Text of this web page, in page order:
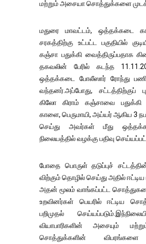
மற்றும் அசையா சொத்துக்களை
மதுரை மாவட்டம், ஒத்தக்கடை
சரகத்திற்கு உட்பட்ட பகுதியில்
கஞ்சா பதுக்கி வைத்திருப்பதாக
தகவலின் பேரில் கடந்த
ஒத்தக்கடை போலீஸார் ரோந்து
வந்தனர்.அப்போது, சட்டத்திற்குப்
கிலோ கிராம் கஞ்சாவை பதுக்கி
காளை, பெருமாயி, அய்யர் ஆகிய 3
செய்து அவர்கள் மீது
நிலையத்தில் வழக்கு பதிவு
போதை பொருள் தடுப்புச்
விற்கும் தொழில் செய்து அதில்
அதன் மூலம் வாங்கப்பட்ட
உறவினர்கள் பெயரில் ஈட்டிய
பறிமுதல்
வியாபாரிகளின் அசையும்
சொத்துக்களின் விபரங்களை